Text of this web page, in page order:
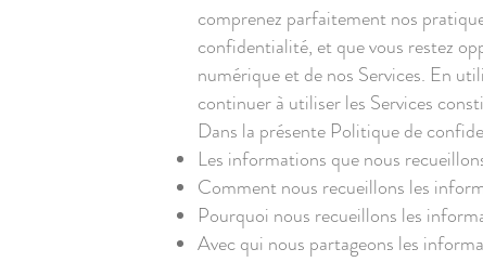
comprenez parfaitement nos
confidentialité, et que vous restez
numérique et de nos Services. En
continuer à utiliser les Services
Dans la présente Politique de
Les informations que nous
Comment nous recueillons les
Pourquoi nous recueillons les
Avec qui nous partageons les